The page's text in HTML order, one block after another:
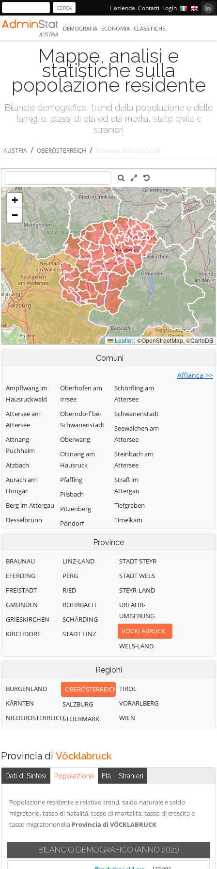
L'azienda Contatti Login
AUSTRIA
DEMOGRAFIA ECONOMIA CLASSIFICHE
Mappe, analisi e
statistiche sulla
popolazione residente
Bilancio demografico, trend della popolazione e delle
famiglie, classi di età ed età media, stato civile e
stranieri
AUSTRIA / OBERÖSTERREICH / Provincia di Vöcklabruck
Comuni
Affianca >>
Ampflwang im
Hausruckwald
Attersee am
Attersee
Attnang-
Puchheim
Atzbach
Aurach am
Hongar
Berg im Attergau
Desselbrunn
Fornach
Hausruck
Frankenmarkt
Gampern
Innerschwand
Mondsee
Niederthalheim
Nußdorf am
Oberhofen am
Irrsee
Oberndorf bei
Schwanenstadt
Oberwang
Ottnang am
Hausruck
Pfaffing
Pilsbach
Pitzenberg
Pöndorf
Puchkirchen am
Pühret
Redleiten
Redlham
Regau
Rüstorf
Rutzenham
im Attergau
Schlatt
Schörfling am
Attersee
Schwanenstadt
Seewalchen am
Attersee
Steinbach am
Attersee
Straß im
Attergau
Tiefgraben
Timelkam
Ungenach
Attersee
Vöcklabruck
Vöcklamarkt
Weißenkirchen
im Attergau
Weyregg am
Attersee
Wolfsegg am
Hausruck
Zell am Moos
Zell am
Pettenfirst
Province
BRAUNAU
EFERDING
FREISTADT
GMUNDEN
GRIESKIRCHEN
KIRCHDORF
LINZ-LAND
PERG
RIED
ROHRBACH
SCHÄRDING
STADT LINZ
STADT STEYR
STADT WELS
STEYR-LAND
URFAHR-
UMGEBUNG
VÖCKLABRUCK
WELS-LAND
Regioni
BURGENLAND
KÄRNTEN
NIEDERÖSTERREICH
OBERÖSTERREICH
SALZBURG
STEIERMARK
TIROL
VORARLBERG
WIEN
Provincia di Vöcklabruck
Dati di Sintesi Popolazione Età Stranieri
Popolazione residente e relativo trend, saldo naturale e saldo
migratorio, tasso di natalità, tasso di mortalità, tasso di crescita e
tasso migratorionella Provincia di VÖCKLABRUCK
BILANCIO DEMOGRAFICO (ANNO 2021)